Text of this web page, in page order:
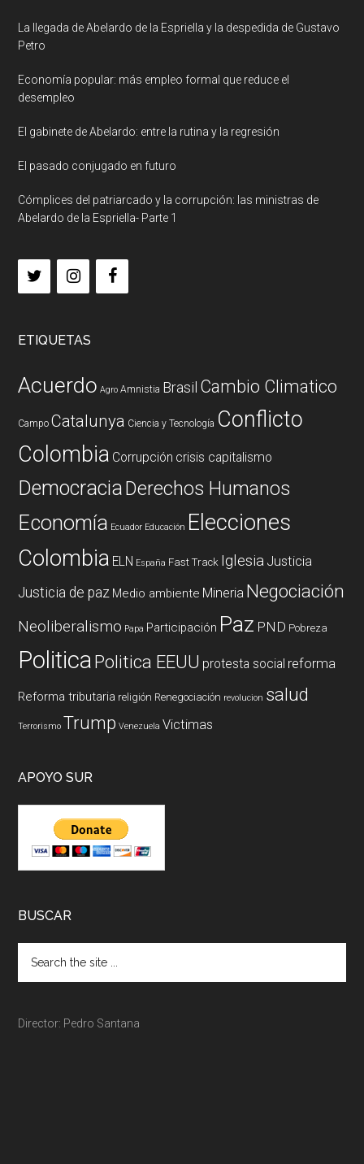
La llegada de Abelardo de la Espriella y la despedida de Gustavo
Petro
Economía popular: más empleo formal que reduce el
desempleo
El gabinete de Abelardo: entre la rutina y la regresión
El pasado conjugado en futuro
Cómplices del patriarcado y la corrupción: las ministras de
Abelardo de la Espriella- Parte 1
ETIQUETAS
Acuerdo Agro Amnistia Brasil Cambio Climatico
Campo Catalunya Ciencia y Tecnología Conflicto
Colombia Corrupción crisis capitalismo
DemocraciaDerechos Humanos
Economía Ecuador Educación Elecciones
Colombia ELN España Fast Track Iglesia Justicia
Justicia de paz Medio ambiente Mineria Negociación
Neoliberalismo Papa Participación Paz PND Pobreza
PoliticaPolitica EEUU protesta social reforma
Reforma tributaria religión Renegociación revolucion salud
Terrorismo Trump Venezuela Victimas
APOYO SUR
BUSCAR
Director: Pedro Santana